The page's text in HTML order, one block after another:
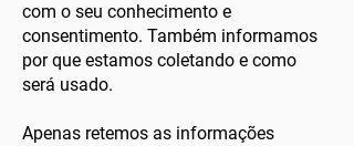
com o seu conhecimento e
consentimento. Também informamos
por que estamos coletando e como
será usado.
Apenas retemos as informações